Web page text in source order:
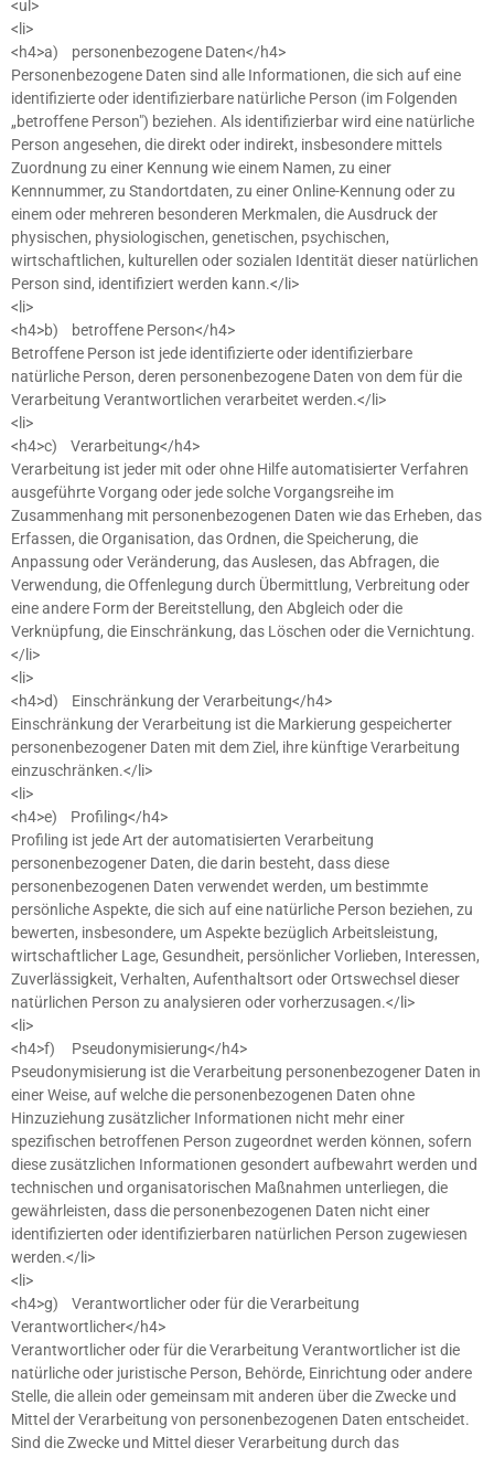
<ul>
<li>
<h4>a) personenbezogene Daten</h4>
Personenbezogene Daten sind alle Informationen, die sich auf eine
identifizierte oder identifizierbare natürliche Person (im Folgenden
„betroffene Person") beziehen. Als identifizierbar wird eine natürliche
Person angesehen, die direkt oder indirekt, insbesondere mittels
Zuordnung zu einer Kennung wie einem Namen, zu einer
Kennnummer, zu Standortdaten, zu einer Online-Kennung oder zu
einem oder mehreren besonderen Merkmalen, die Ausdruck der
physischen, physiologischen, genetischen, psychischen,
wirtschaftlichen, kulturellen oder sozialen Identität dieser natürlichen
Person sind, identifiziert werden kann.</li>
<li>
<h4>b) betroffene Person</h4>
Betroffene Person ist jede identifizierte oder identifizierbare
natürliche Person, deren personenbezogene Daten von dem für die
Verarbeitung Verantwortlichen verarbeitet werden.</li>
<li>
<h4>c) Verarbeitung</h4>
Verarbeitung ist jeder mit oder ohne Hilfe automatisierter Verfahren
ausgeführte Vorgang oder jede solche Vorgangsreihe im
Zusammenhang mit personenbezogenen Daten wie das Erheben, das
Erfassen, die Organisation, das Ordnen, die Speicherung, die
Anpassung oder Veränderung, das Auslesen, das Abfragen, die
Verwendung, die Offenlegung durch Übermittlung, Verbreitung oder
eine andere Form der Bereitstellung, den Abgleich oder die
Verknüpfung, die Einschränkung, das Löschen oder die Vernichtung.
</li>
<li>
<h4>d) Einschränkung der Verarbeitung</h4>
Einschränkung der Verarbeitung ist die Markierung gespeicherter
personenbezogener Daten mit dem Ziel, ihre künftige Verarbeitung
einzuschränken.</li>
<li>
<h4>e) Profiling</h4>
Profiling ist jede Art der automatisierten Verarbeitung
personenbezogener Daten, die darin besteht, dass diese
personenbezogenen Daten verwendet werden, um bestimmte
persönliche Aspekte, die sich auf eine natürliche Person beziehen, zu
bewerten, insbesondere, um Aspekte bezüglich Arbeitsleistung,
wirtschaftlicher Lage, Gesundheit, persönlicher Vorlieben, Interessen,
Zuverlässigkeit, Verhalten, Aufenthaltsort oder Ortswechsel dieser
natürlichen Person zu analysieren oder vorherzusagen.</li>
<li>
<h4>f) Pseudonymisierung</h4>
Pseudonymisierung ist die Verarbeitung personenbezogener Daten in
einer Weise, auf welche die personenbezogenen Daten ohne
Hinzuziehung zusätzlicher Informationen nicht mehr einer
spezifischen betroffenen Person zugeordnet werden können, sofern
diese zusätzlichen Informationen gesondert aufbewahrt werden und
technischen und organisatorischen Maßnahmen unterliegen, die
gewährleisten, dass die personenbezogenen Daten nicht einer
identifizierten oder identifizierbaren natürlichen Person zugewiesen
werden.</li>
<li>
<h4>g) Verantwortlicher oder für die Verarbeitung
Verantwortlicher</h4>
Verantwortlicher oder für die Verarbeitung Verantwortlicher ist die
natürliche oder juristische Person, Behörde, Einrichtung oder andere
Stelle, die allein oder gemeinsam mit anderen über die Zwecke und
Mittel der Verarbeitung von personenbezogenen Daten entscheidet.
Sind die Zwecke und Mittel dieser Verarbeitung durch das